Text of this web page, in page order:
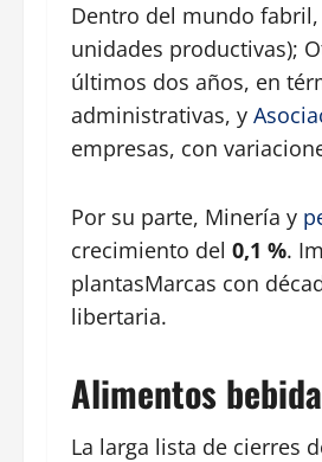
Dentro del mundo
unidades productivas);
últimos dos años, en
administrativas, y
empresas, con
Por su parte, Minería y
crecimiento del 0,1 %.
plantasMarcas con
libertaria.
Alimentos
La larga lista de cierres